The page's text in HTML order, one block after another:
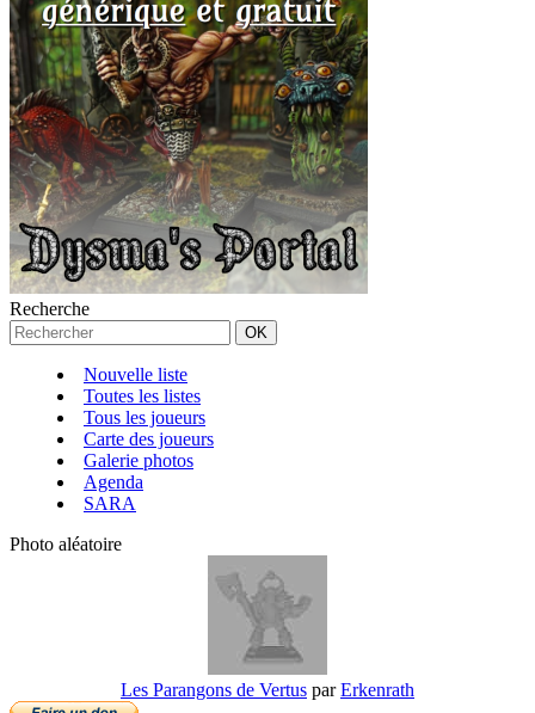
Recherche
Nouvelle liste
Toutes les listes
Tous les joueurs
Carte des joueurs
Galerie photos
Agenda
SARA
Photo aléatoire
Les Parangons de Vertus parErkenrath